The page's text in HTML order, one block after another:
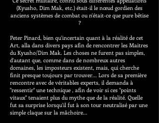
(Kyusho, Dim Mak, etc.) était-il le nœud gordien des
anciens systèmes de combat ou n'était-ce que pure bêtise
?
Peter Pinard, bien qu'incertain quant à la réalité de cet
Art, alla dans divers pays afin de rencontrer les Maitres
du Kyusho/Dim Mak. Les choses ne furent pas simples,
d'autant que, comme dans de nombreux autres
domaines, les imposteurs existent, mais, qui cherche
finit presque toujours par trouver... Lors de sa première
rencontre avec de véritables experts, il demanda à
"ressentir" une technique , afin de voir si ces "points
vitaux" tenaient plus du mythe que de la réalité. Quelle
fut sa surprise lorsqu'il fut à son tour neutralisé par une
simple claque sur la mâchoire...